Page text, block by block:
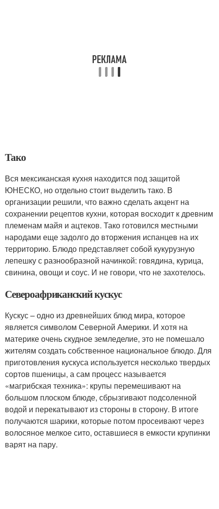
Тако
Вся мексиканская кухня находится под защитой
ЮНЕСКО, но отдельно стоит выделить тако. В
организации решили, что важно сделать акцент на
сохранении рецептов кухни, которая восходит к древним
племенам майя и ацтеков. Тако готовился местными
народами еще задолго до вторжения испанцев на их
территорию. Блюдо представляет собой кукурузную
лепешку с разнообразной начинкой: говядина, курица,
свинина, овощи и соус. И не говори, что не захотелось.
Североафриканский кускус
Кускус – одно из древнейших блюд мира, которое
является символом Северной Америки. И хотя на
материке очень скудное земледелие, это не помешало
жителям создать собственное национальное блюдо. Для
приготовления кускуса используется несколько твердых
сортов пшеницы, а сам процесс называется
«магрибская техника»: крупы перемешивают на
большом плоском блюде, сбрызгивают подсоленной
водой и перекатывают из стороны в сторону. В итоге
получаются шарики, которые потом просеивают через
волосяное мелкое сито, оставшиеся в емкости крупинки
варят на пару.